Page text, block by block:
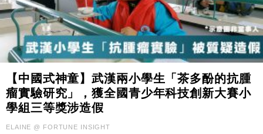
【中國式神童】武漢兩小學生「茶多酚的抗腫
瘤實驗研究」，獲全國青少年科技創新大賽小
學組三等獎涉造假
ELAINE @ FORTUNE INSIGHT